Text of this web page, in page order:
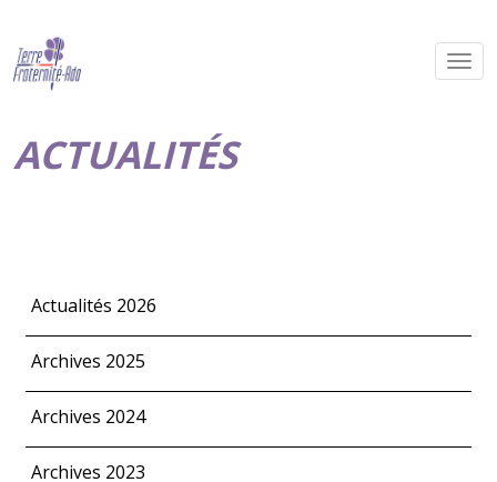
ACTUALITÉS
Actualités 2026
Archives 2025
Archives 2024
Archives 2023